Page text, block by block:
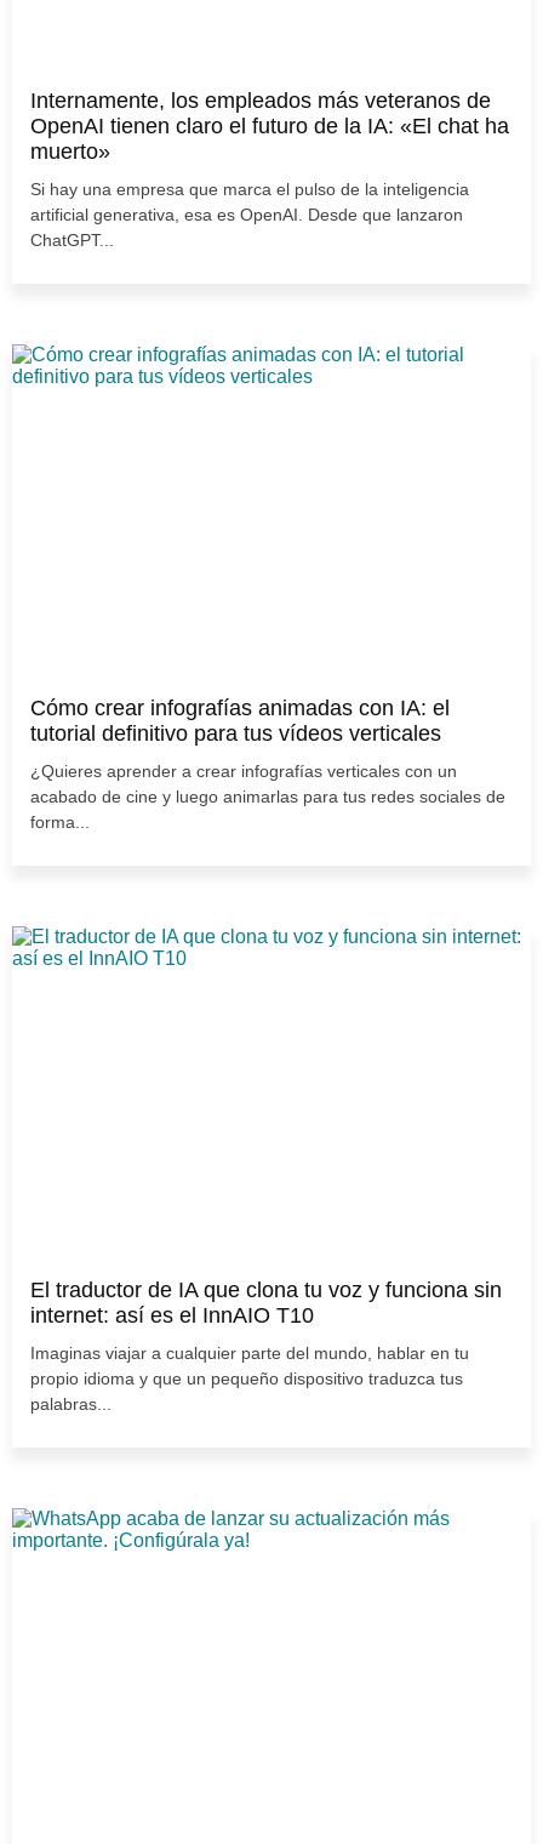
Internamente, los empleados más veteranos de
OpenAI tienen claro el futuro de la IA: «El chat ha
muerto»
Si hay una empresa que marca el pulso de la inteligencia
artificial generativa, esa es OpenAI. Desde que lanzaron
ChatGPT...
Cómo crear infografías animadas con IA: el
tutorial definitivo para tus vídeos verticales
¿Quieres aprender a crear infografías verticales con un
acabado de cine y luego animarlas para tus redes sociales de
forma...
El traductor de IA que clona tu voz y funciona sin
internet: así es el InnAIO T10
Imaginas viajar a cualquier parte del mundo, hablar en tu
propio idioma y que un pequeño dispositivo traduzca tus
palabras...